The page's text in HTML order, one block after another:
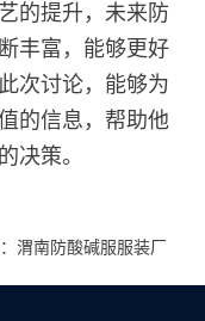
的提升，未来防
丰富，能够更好
次讨论，能够为
的信息，帮助他
决策。
渭南防酸碱服服装厂